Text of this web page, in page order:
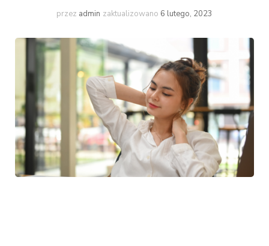
przez admin zaktualizowano 6 lutego, 2023